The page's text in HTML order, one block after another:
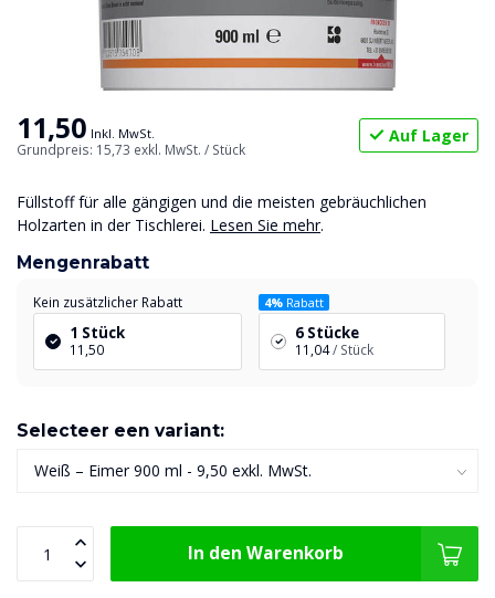
11,50 Inkl. MwSt.
Grundpreis: 15,73 exkl. MwSt. / Stück
Auf Lager
Füllstoff für alle gängigen und die meisten gebräuchlichen
Holzarten in der Tischlerei. Lesen Sie mehr.
Mengenrabatt
Kein zusätzlicher Rabatt
1 Stück
11,50
4% Rabatt
6 Stücke
11,04/ Stück
Selecteer een variant:
In den Warenkorb